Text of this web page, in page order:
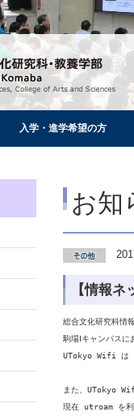
入学・進学希望の方
お知
【情報
総合文化研究科情
駒場Ⅰキャンパス
UTokyo Wifi は
また、UTokyo
現在 utroam を利